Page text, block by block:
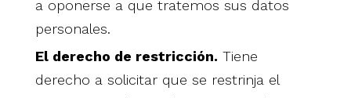
a oponerse a que tratemos sus datos
personales.
El derecho de restricción. Tiene
derecho a solicitar que se restrinja el